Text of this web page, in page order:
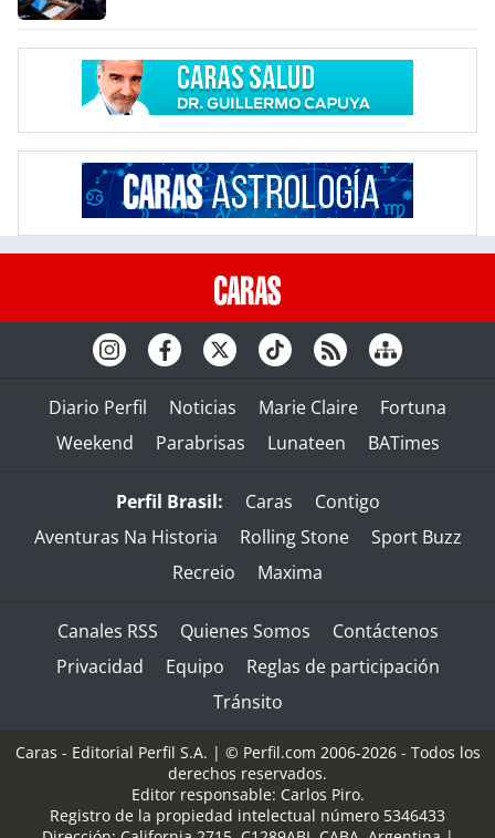
Diario Perfil Noticias Marie Claire
Fortuna
Weekend
Parabrisas Lunateen BATimes
Perfil Brasil: Caras
Contigo
Aventuras Na Historia
Rolling Stone
Sport Buzz
Recreio
Maxima
Canales RSS Quienes Somos
Contáctenos
Privacidad
Equipo
Reglas de participación
Tránsito
Caras - Editorial Perfil S.A. | © Perfil.com 2006-2026 - Todos los
derechos reservados.
Editor responsable: Carlos Piro.
Registro de la propiedad intelectual número 5346433